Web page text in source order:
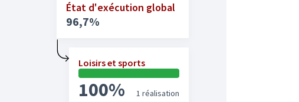
État d'exécution global
96,7%
Loisirs et sports
100% 1 réalisation